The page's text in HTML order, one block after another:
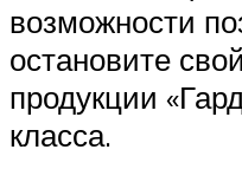
возможности
остановите
продукции
класса.